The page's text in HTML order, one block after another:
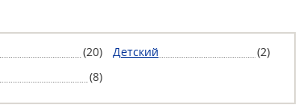
(20) Детский
(2)
(8)